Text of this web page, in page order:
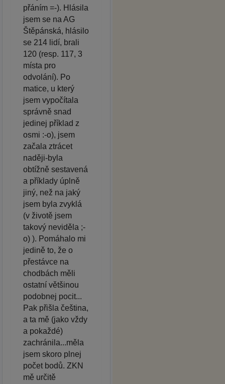
přáním =-). Hlásila
jsem se na AG
Štěpánská, hlásilo
se 214 lidí, brali
120 (resp. 117, 3
místa pro
odvolání). Po
matice, u který
jsem vypočítala
správně snad
jedinej příklad z
osmi :-o), jsem
začala ztrácet
naději-byla
obtížně sestavená
a příklady úplně
jiný, než na jaký
jsem byla zvyklá
(v životě jsem
takový neviděla ;-
o) ). Pomáhalo mi
jedině to, že o
přestávce na
chodbách měli
ostatní většinou
podobnej pocit...
Pak přišla čeština,
a ta mě (jako vždy
a pokaždé)
zachránila...měla
jsem skoro plnej
počet bodů. ZKN
mě určitě